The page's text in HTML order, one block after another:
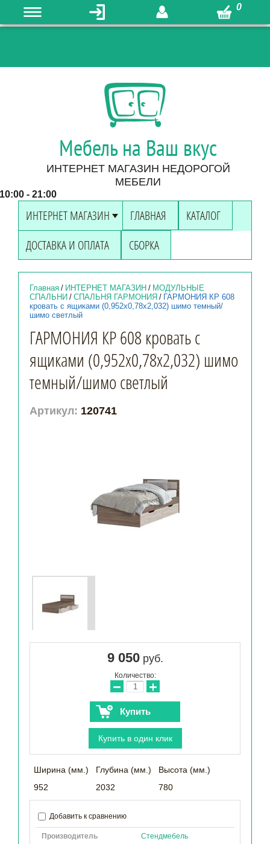
0
Мебель на Ваш вкус
ИНТЕРНЕТ МАГАЗИН НЕДОРОГОЙ
МЕБЕЛИ
- 21:00
ИНТЕРНЕТ МАГАЗИН ГЛАВНАЯ
КАТАЛОГ
ДОСТАВКА И ОПЛАТА
СБОРКА
Главная / ИНТЕРНЕТ МАГАЗИН / МОДУЛЬНЫЕ
СПАЛЬНИ / СПАЛЬНЯ ГАРМОНИЯ / ГАРМОНИЯ КР 608
кровать с ящиками (0,952х0,78х2,032) шимо темный/
шимо светлый
ГАРМОНИЯ КР 608 кровать с
ящиками (0,952х0,78х2,032) шимо
темный/шимо светлый
Артикул: 120741
9 050руб.
Количество:
− +
Купить
Купить в один клик
Ширина (мм.) Глубина (мм.)
Высота (мм.)
952
2032 780
Добавить к сравнению
Производитель Стендмебель